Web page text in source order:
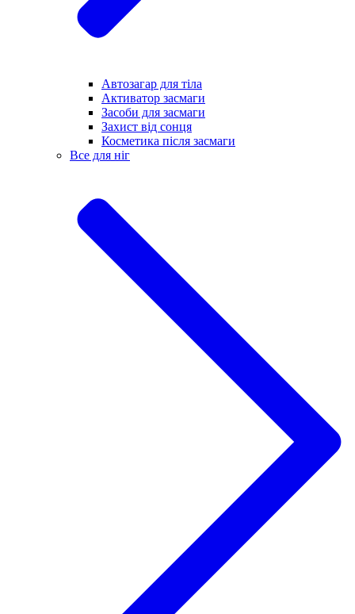
Автозагар для тіла
Активатор засмаги
Засоби для засмаги
Захист від сонця
Косметика після засмаги
Все для ніг